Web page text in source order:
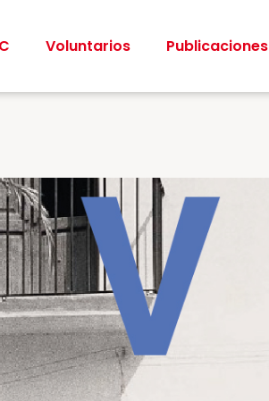
Voluntarios Publicaciones